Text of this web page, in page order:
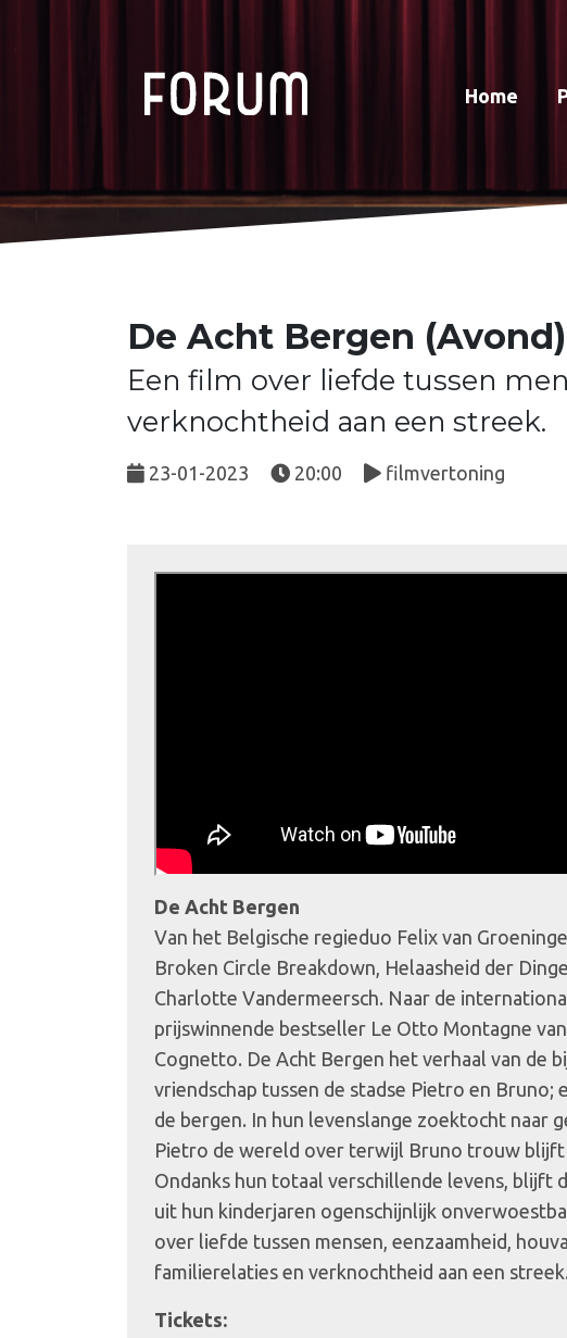
Home
De Acht Bergen (Avond)
Een film over liefde tussen
verknochtheid aan een streek.
23-01-2023 20:00 filmvertoning
De Acht Bergen
Van het Belgische regieduo Felix van
Broken Circle Breakdown, Helaasheid der
Charlotte Vandermeersch. Naar de
prijswinnende bestseller Le Otto Montagne
Cognetto. De Acht Bergen het verhaal van de
vriendschap tussen de stadse Pietro en Bruno;
de bergen. In hun levenslange zoektocht naar
Pietro de wereld over terwijl Bruno trouw blijft
Ondanks hun totaal verschillende levens, blijft
uit hun kinderjaren ogenschijnlijk
over liefde tussen mensen, eenzaamheid,
familierelaties en verknochtheid aan een streek.
Tickets: